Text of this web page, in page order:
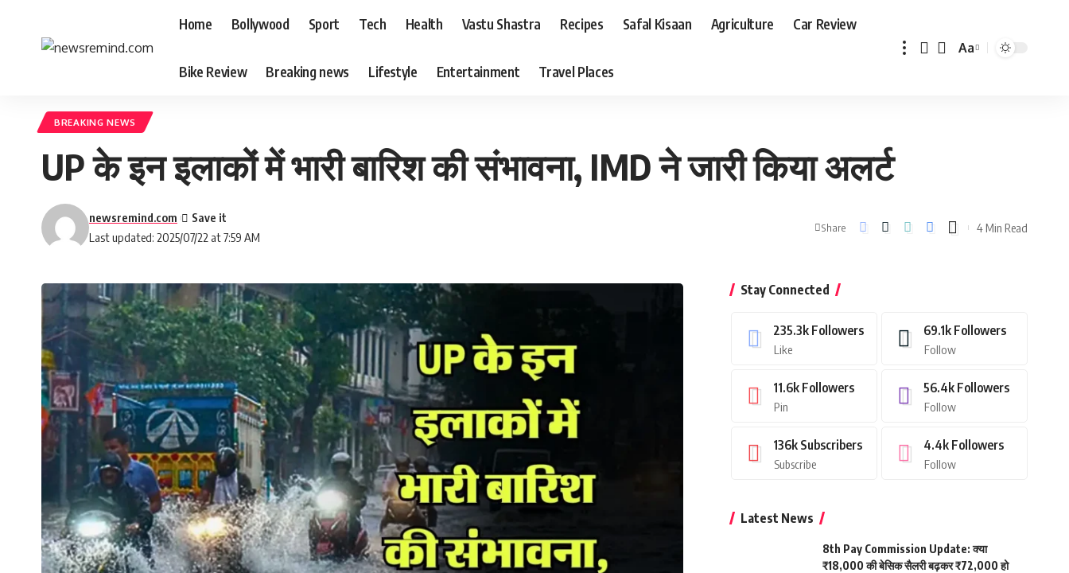
Home Bollywood Sport Tech Health Vastu Shastra Recipes Safal Kisaan Agriculture Car Review
Bike Review Breaking news Lifestyle Entertainment Travel Places
Font
Aa
BREAKING NEWS
UP के इन इलाकों में भारी बारिश की संभावना, IMD ने जारी किया अलर्ट
Last updated: 2025/07/22 at 7:59 AM
newsremind.com
Share 4 Min Read
Stay Connected
235.3k Followers
Like
69.1k Followers
Follow
11.6k Followers
Pin
56.4k Followers
Follow
136k Subscribers
Subscribe
4.4k Followers
Follow
Latest News
8th Pay Commission Update: क्या
₹18,000 की बेसिक सैलरी बढ़कर ₹72,000 हो